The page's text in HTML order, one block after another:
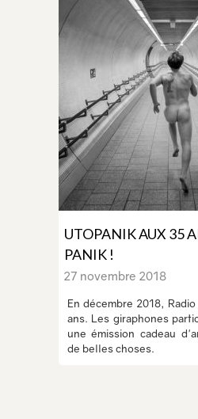
UTOPANIK AUX 35
PANIK !
27 novembre 2018
En décembre 2018,
ans. Les giraphones
une émission cadeau
de belles choses.